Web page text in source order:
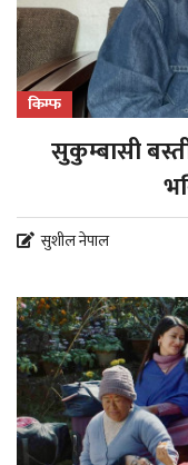
किम्फ
सुकुम्बासी
सुशील नेपाल